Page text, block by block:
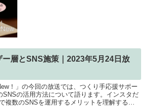
ー層とSNS施策｜2023年5月24日放
！」の今回の放送では、つくり手応援サポー
SNSの活用方法について語ります。インスタだ
複数のSNSを運用するメリットを理解するこ